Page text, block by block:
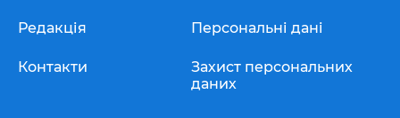
Редакція
Контакти
Персональні дані
Захист персональних
даних